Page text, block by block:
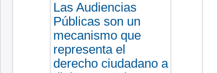
Las Audiencias
Públicas son un
mecanismo que
representa el
derecho ciudadano a